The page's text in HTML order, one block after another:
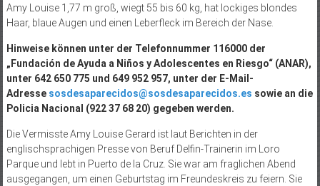
Amy Louise 1,77 m groß, wiegt 55 bis 60 kg, hat lockiges blondes
Haar, blaue Augen und einen Leberfleck im Bereich der Nase.
Hinweise können unter der Telefonnummer 116000 der
„Fundación de Ayuda a Niños y Adolescentes en Riesgo“ (ANAR),
unter 642 650 775 und 649 952 957, unter der E-Mail-
Adresse sosdesaparecidos@sosdesaparecidos.es sowie an die
Policia Nacional (922 37 68 20) gegeben werden.
Die Vermisste Amy Louise Gerard ist laut Berichten in der
englischsprachigen Presse von Beruf Delfin-Trainerin im Loro
Parque und lebt in Puerto de la Cruz. Sie war am fraglichen Abend
ausgegangen, um einen Geburtstag im Freundeskreis zu feiern. Sie